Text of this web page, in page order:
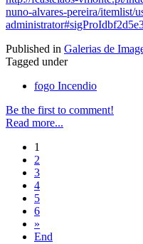
nuno-alvares-pereira/itemlist/
Published in Galerias de
Tagged under
fogo Incendio
Be the first to comment!
Read more...
1
2
3
4
5
6
»
End